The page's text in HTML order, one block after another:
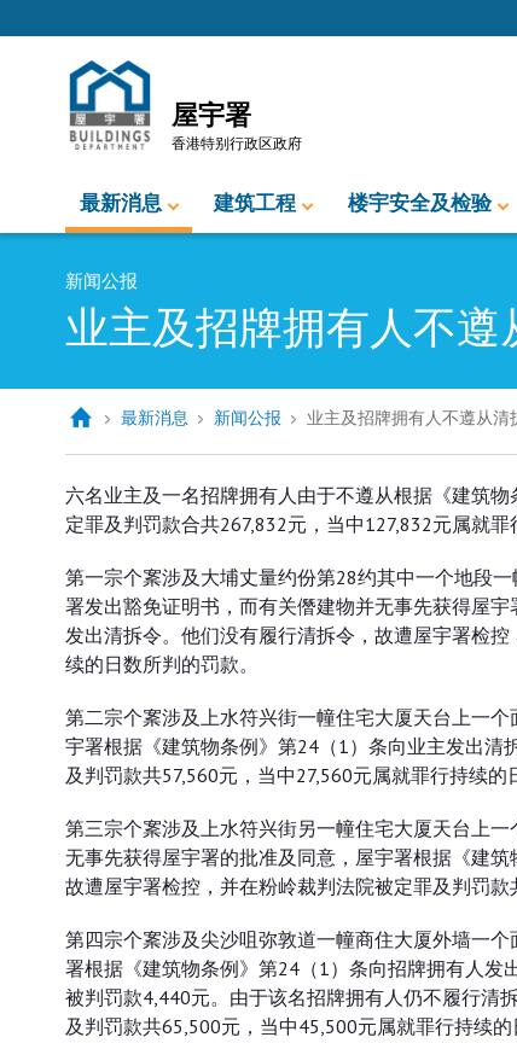
屋宇署
香港特别行政区政府
最新消息 建筑工程 楼宇安全及检验
新闻公报
业主及招牌拥有人不
最新消息 新闻公报 业主及招牌拥有人不遵从
业主及招牌拥有人不遵从清拆令
六名业主及一名招牌拥有人由于不遵从根据《建筑
定罪及判罚款合共267,832元，当中127,832元属就罪
第一宗个䅁涉及大埔丈量约份第28约其中一个地段
署发出豁免证明书，而有关僭建物并无事先获得屋
发出清拆令。他们没有履行清拆令，故遭屋宇署检
续的日数所判的罚款。
第二宗个䅁涉及上水符兴街一幢住宅大厦天台上一
宇署根据《建筑物条例》第24（1）条向业主发出
及判罚款共57,560元，当中27,560元属就罪行持续的
第三宗个䅁涉及上水符兴街另一幢住宅大厦天台上
无事先获得屋宇署的批准及同意，屋宇署根据《建
故遭屋宇署检控，并在粉岭裁判法院被定罪及判罚
第四宗个䅁涉及尖沙咀弥敦道一幢商住大厦外墙一
署根据《建筑物条例》第24（1）条向招牌拥有人发
被判罚款4,440元。由于该名招牌拥有人仍不履行清
及判罚款共65,500元，当中45,500元属就罪行持续的